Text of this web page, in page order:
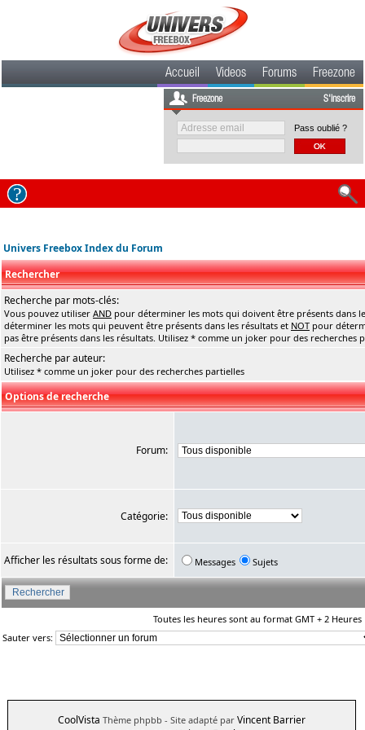
Accueil Videos Forums Freezone
Freezone S'inscrire
Pass oublié ?
Univers Freebox Index du Forum
Rechercher
Recherche par mots-clés:
Vous pouvez utiliser AND pour déterminer les mots qui doivent être présents dans
déterminer les mots qui peuvent être présents dans les résultats et NOT pour
pas être présents dans les résultats. Utilisez * comme un joker pour des recherches
Recherche par auteur:
Utilisez * comme un joker pour des recherches partielles
Options de recherche
Forum:
Catégorie:
Afficher les résultats sous forme de: Messages Sujets
Toutes les heures sont au format GMT + 2 Heures
Sauter vers:
CoolVista Thème phpbb - Site adapté par Vincent Barrier